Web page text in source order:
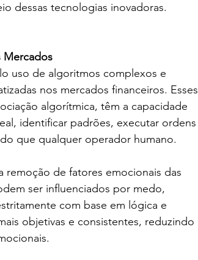
dessas tecnologias inovadoras.
Mercados
uso de algoritmos complexos e
nos mercados financeiros. Esses
algorítmica, têm a capacidade
identificar padrões, executar ordens
que qualquer operador humano.
remoção de fatores emocionais das
ser influenciados por medo,
com base em lógica e
objetivas e consistentes, reduzindo